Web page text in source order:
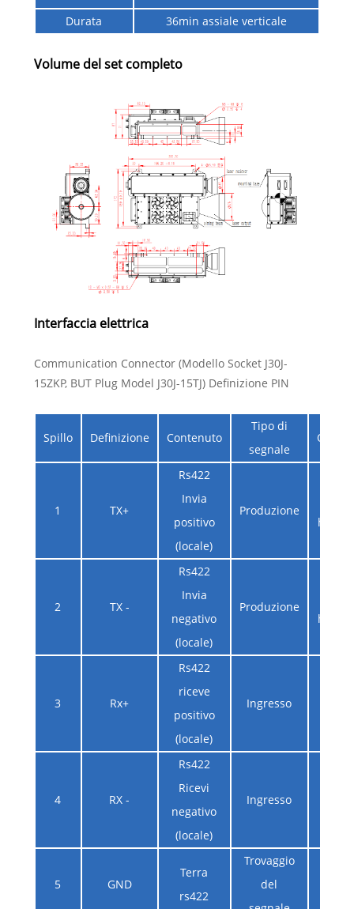
Durata 36min assiale verticale
Volume del set completo
Interfaccia elettrica
Communication Connector (Modello Socket J30J-
15ZKP, BUT Plug Model J30J-15TJ) Definizione PIN
Spillo Definizione Contenuto
Tipo di
segnale
1 TX+
Rs422
Invia
positivo
(locale)
Produzione
host
2 TX -
Rs422
Invia
negativo
(locale)
Produzione
host
3 Rx+
Rs422
riceve
positivo
(locale)
Ingresso
4 RX -
Rs422
Ricevi
negativo
(locale)
Ingresso
5 GND
Terra
rs422
Trovaggio
del